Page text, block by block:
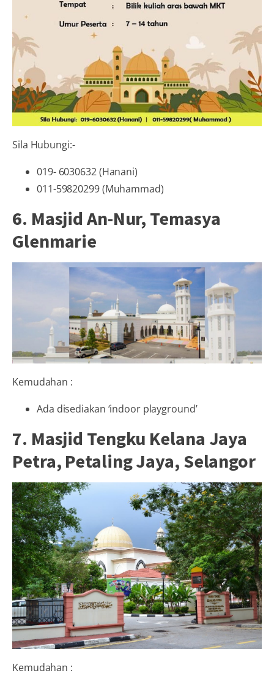
Sila Hubungi:-
019- 6030632 (Hanani)
011-59820299 (Muhammad)
6. Masjid An-Nur, Temasya
Glenmarie
Kemudahan :
Ada disediakan ‘indoor playground’
7. Masjid Tengku Kelana Jaya
Petra, Petaling Jaya, Selangor
Kemudahan :